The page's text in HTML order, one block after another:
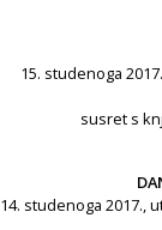
15. studenoga
susret s
14. studenoga 2017.,